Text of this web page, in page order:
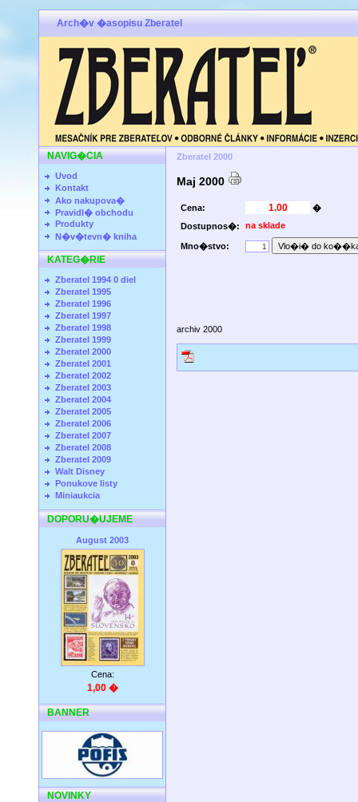
Arch�v �asopisu Zberatel
NAVIG�CIA
Uvod
Kontakt
Ako nakupova�
Pravidl� obchodu
Produkty
N�v�tevn� kniha
KATEG�RIE
Zberatel 1994 0 diel
Zberatel 1995
Zberatel 1996
Zberatel 1997
Zberatel 1998
Zberatel 1999
Zberatel 2000
Zberatel 2001
Zberatel 2002
Zberatel 2003
Zberatel 2004
Zberatel 2005
Zberatel 2006
Zberatel 2007
Zberatel 2008
Zberatel 2009
Walt Disney
Ponukove listy
Miniaukcia
DOPORU�UJEME
August 2003
Cena:
1,00 �
BANNER
NOVINKY
Zberatel 2000
Maj 2000
Cena:
�
Dostupnos�:
na sklade
Mno�stvo:
archiv 2000